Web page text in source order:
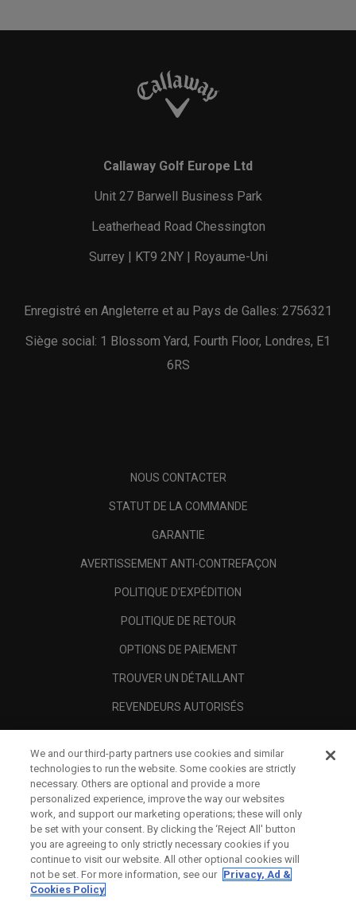
Callaway Golf Europe Ltd
Unit 27 Barwell Business Park
Leatherhead Road Chessington
Surrey | KT9 2NY | Royaume-Uni
Enregistré en Angleterre et au Pays de Galles: 2756321
Siège social: 1 Blossom Yard, Fourth Floor, Londres, E1
6RS
NOUS CONTACTER
STATUT DE LA COMMANDE
GARANTIE
AVERTISSEMENT ANTI-CONTREFAÇON
POLITIQUE D'EXPÉDITION
POLITIQUE DE RETOUR
OPTIONS DE PAIEMENT
TROUVER UN DÉTAILLANT
REVENDEURS AUTORISÉS
A PROPOS
MENTIONS LÉGALES
We and our third-party partners use cookies and similar
technologies to run the website. Some cookies are strictly
necessary. Others are optional and provide a more
personalized experience, improve the way our websites
work, and support our marketing operations; these will only
be set with your consent. By clicking the ‘Reject All' button
you are agreeing to only strictly necessary cookies if you
continue to visit our website. All other optional cookies will
not be set. For more information, see our Privacy, Ad &
Cookies Policy